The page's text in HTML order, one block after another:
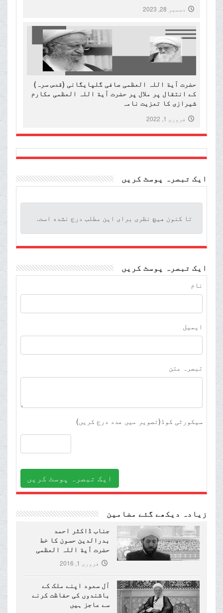
دسمبر 28, 2023
حضرت آیة اللہ العظمی صافی گلپایگانی (قدس سرہ)
کے انتقال پر ملال پر حضرت آیة اللہ العظمی مکارم
شیرازی کا تعزیت نامہ
فروری 1, 2022
ایک تبصرہ پوسٹ کریں
تا کنون هیچ نظری برای این مطلب درج نشده است.
ایک تبصرہ پوسٹ کریں
نام
ایمیل
تبصرہ متن
سیکورٹی کوڈ(تصویر میں عدد درج کریں)
ایک تبصرہ پوسٹ کریں
زیادہ دیکھے گئے مضامین
جناب ڈاکٹر احمد
بدرالدین حسون کا خط
حضرت آیة اللہ العظمی
مکارم شیرازی (دام ظلہ)
کے نام
فروری 1, 2016
آل سعود اپنے ملک کے
باشندوں کی حفاظت کرنے
سے عاجز ہیں